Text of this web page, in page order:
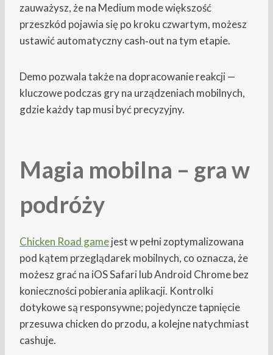
zauważysz, że na Medium mode większość
przeszkód pojawia się po kroku czwartym, możesz
ustawić automatyczny cash‑out na tym etapie.
Demo pozwala także na dopracowanie reakcji —
kluczowe podczas gry na urządzeniach mobilnych,
gdzie każdy tap musi być precyzyjny.
Magia mobilna – gra w
podróży
Chicken Road gamejest w pełni zoptymalizowana
pod kątem przeglądarek mobilnych, co oznacza, że
możesz grać na iOS Safari lub Android Chrome bez
konieczności pobierania aplikacji. Kontrolki
dotykowe są responsywne; pojedyncze tapnięcie
przesuwa chicken do przodu, a kolejne natychmiast
cashuje.